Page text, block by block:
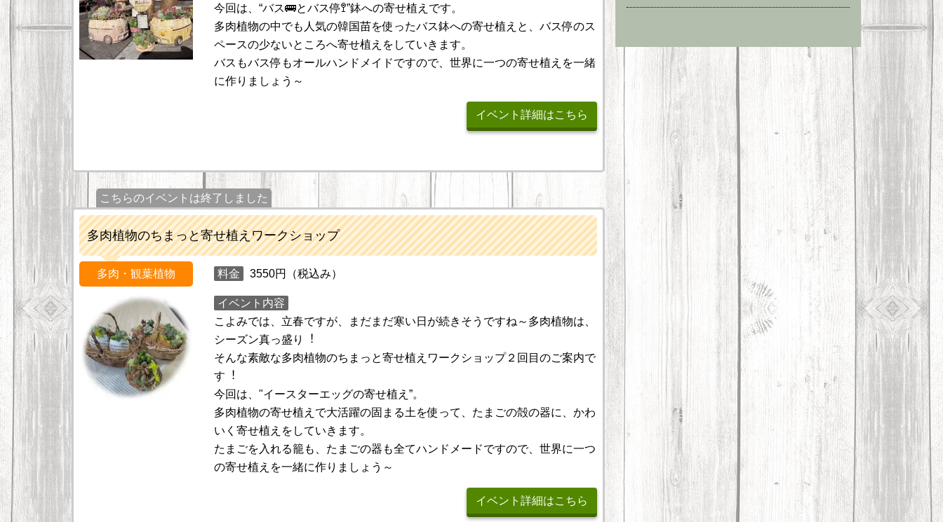
今回は、“バス🚌とバス停🚏”鉢への寄せ植えです。
多肉植物の中でも人気の韓国苗を使ったバス鉢への寄せ植えと、バス停のス
ペースの少ないところへ寄せ植えをしていきます。
バスもバス停もオールハンドメイドですので、世界に一つの寄せ植えを一緒
に作りましょう～
イベント詳細はこちら
こちらのイベントは終了しました
多肉植物のちまっと寄せ植えワークショップ
多肉・観葉植物 料金 3550円（税込み）
イベント内容
こよみでは、立春ですが、まだまだ寒い日が続きそうですね～多肉植物は、
シーズン真っ盛り︕
そんな素敵な多肉植物のちまっと寄せ植えワークショップ２回目のご案内で
す︕
今回は、"イースターエッグの寄せ植え”。
多肉植物の寄せ植えで大活躍の固まる土を使って、たまごの殻の器に、かわ
いく寄せ植えをしていきます。
たまごを入れる籠も、たまごの器も全てハンドメードですので、世界に一つ
の寄せ植えを一緒に作りましょう～
イベント詳細はこちら